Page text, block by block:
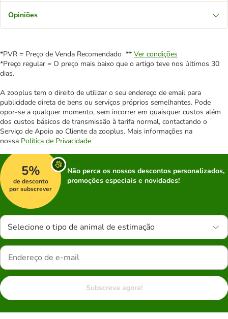
Opiniões
*PVR = Preço de Venda Recomendado ** Ver condições
*Preço regular = O preço mais baixo que o artigo teve nos últimos 30
dias.
A zooplus tem o direito de utilizar o seu endereço de email para
publicidade direta de bens ou serviços próprios semelhantes. Pode
opor-se a qualquer momento, sem incorrer em quaisquer custos além
dos custos básicos de transmissão à tarifa normal, contactando o
Serviço de Apoio ao Cliente da zooplus. Mais informações na
nossa Política de Privacidade
5%
de desconto
por subscrever
Não perca os nossos descontos personalizados,
promoções especiais e novidades!
Selecione o tipo de animal de estimação
Subscreva agora!